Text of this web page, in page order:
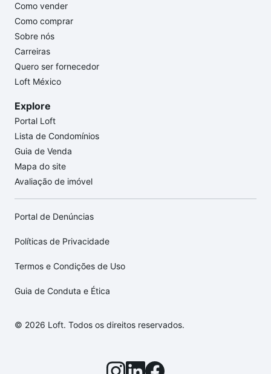
Como vender
Como comprar
Sobre nós
Carreiras
Quero ser fornecedor
Loft México
Explore
Portal Loft
Lista de Condomínios
Guia de Venda
Mapa do site
Avaliação de imóvel
Portal de Denúncias
Políticas de Privacidade
Termos e Condições de Uso
Guia de Conduta e Ética
© 2026 Loft. Todos os direitos reservados.